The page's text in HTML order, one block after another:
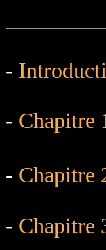
-
- Chapitre
- Chapitre
- Chapitre